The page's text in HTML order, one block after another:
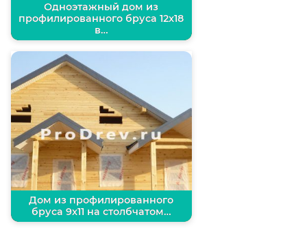
Одноэтажный дом из
профилированного бруса 12х18
в…
Дом из профилированного
бруса 9х11 на столбчатом…